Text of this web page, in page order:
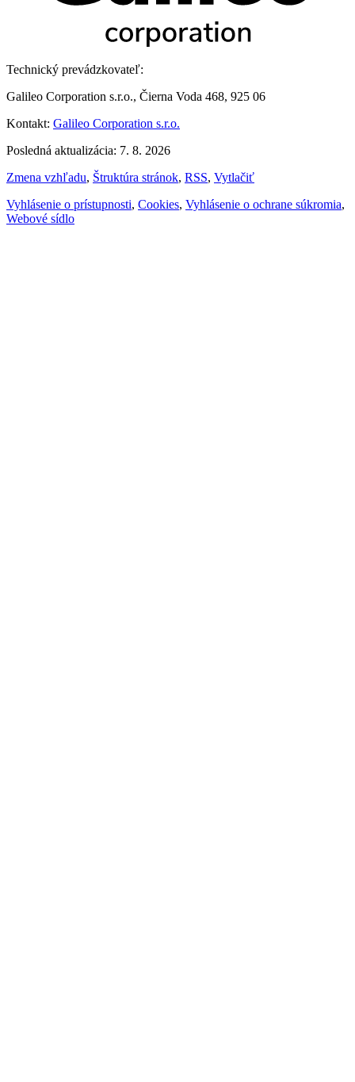
Technický prevádzkovateľ:
Galileo Corporation s.r.o., Čierna Voda 468, 925 06
Kontakt: Galileo Corporation s.r.o.
Posledná aktualizácia: 7. 8. 2026
Zmena vzhľadu, Štruktúra stránok, RSS, Vytlačiť
Vyhlásenie o prístupnosti, Cookies, Vyhlásenie o ochrane súkromia,
Webové sídlo